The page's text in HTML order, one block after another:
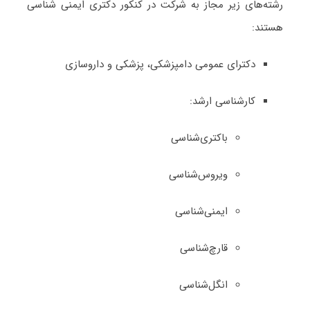
رشته‌های زیر مجاز به شرکت در کنکور دکتری ایمنی شناسی
هستند:
دکترای عمومی دامپزشکی، پزشکی و داروسازی
کارشناسی ارشد:
باکتری‌شناسی
ویروس‌شناسی
ایمنی‌شناسی
قارچ‌شناسی
انگل‌شناسی